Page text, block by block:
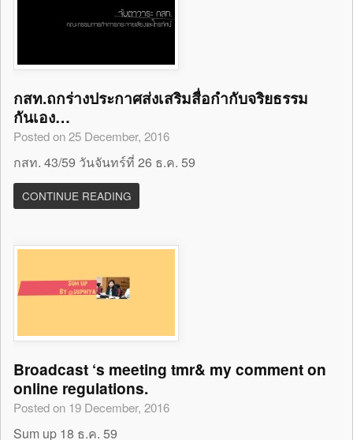
กสท.ถกร่างประกาศส่งเสริมสื่อกำกับจริยธรรม
กันเอง…
Posted on 25 December, 2016
กสท. 43/59 วันจันทร์ที่ 26 ธ.ค. 59
CONTINUE READING
Broadcast ‘s meeting tmr& my comment on
online regulations.
Posted on 19 December, 2016
Sum up 18 ธ.ค. 59